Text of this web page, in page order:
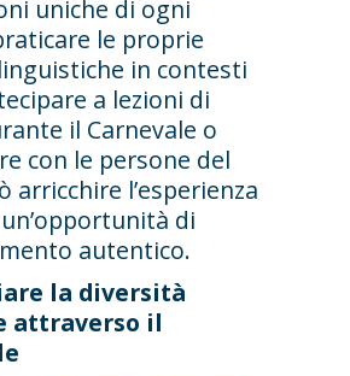
uniche di ogni
le proprie
in contesti
a lezioni di
il Carnevale o
con le persone del
arricchire l’esperienza
di
autentico.
la diversità
attraverso il